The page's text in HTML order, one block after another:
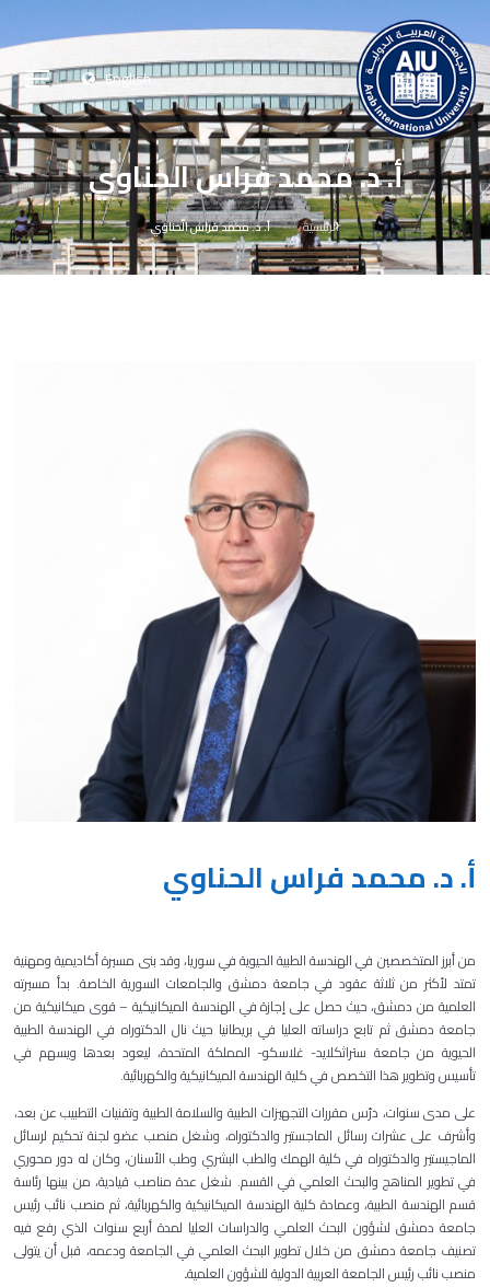
English
أ. د. محمد فراس الحناوي
الرئيسية أ. د. محمد فراس الحناوي
أ. د. محمد فراس الحناوي
من أبرز المتخصصين في الهندسة الطبية الحيوية في سوريا، وقد بنى مسيرة أكاديمية ومهنية
تمتد لأكثر من ثلاثة عقود في جامعة دمشق والجامعات السورية الخاصة. بدأ مسيرته
العلمية من دمشق، حيث حصل على إجازة في الهندسة الميكانيكية – قوى ميكانيكية من
جامعة دمشق ثم تابع دراساته العليا في بريطانيا حيث نال الدكتوراه في الهندسة الطبية
الحيوية من جامعة ستراثكلايد- غلاسكو- المملكة المتحدة، ليعود بعدها ويسهم في
تأسيس وتطوير هذا التخصص في كلية الهندسة الميكانيكية والكهربائية.
على مدى سنوات، درّس مقررات التجهيزات الطبية والسلامة الطبية وتقنيات التطبيب عن بعد،
وأشرف على عشرات رسائل الماجستير والدكتوراه، وشغل منصب عضو لجنة تحكيم لرسائل
الماجيستير والدكتوراه في كلية الهمك والطب البشري وطب الأسنان، وكان له دور محوري
في تطوير المناهج والبحث العلمي في القسم. شغل عدة مناصب قيادية، من بينها رئاسة
قسم الهندسة الطبية، وعمادة كلية الهندسة الميكانيكية والكهربائية، ثم منصب نائب رئيس
جامعة دمشق لشؤون البحث العلمي والدراسات العليا لمدة أربع سنوات الذي رفع فيه
تصنيف جامعة دمشق من خلال تطوير البحث العلمي في الجامعة ودعمه، قبل أن يتولى
منصبنائب رئيس الجامعة العربية الدولية للشؤون العلمية.